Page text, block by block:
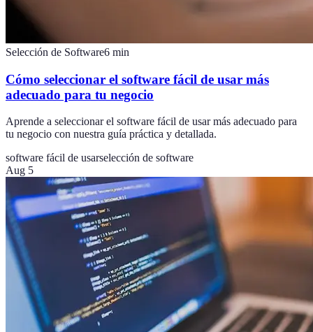
Selección de Software6 min
Cómo seleccionar el software fácil de usar más
adecuado para tu negocio
Aprende a seleccionar el software fácil de usar más adecuado para
tu negocio con nuestra guía práctica y detallada.
software fácil de usarselección de software
Aug 5